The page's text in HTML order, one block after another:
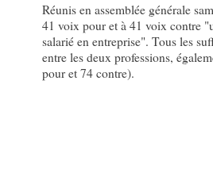
Réunis en assemblée générale
41 voix pour et à 41 voix contre
salarié en entreprise". Tous les
entre les deux professions,
pour et 74 contre).